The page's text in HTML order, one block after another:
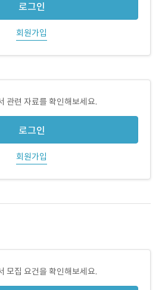
로그인
회원가입
관련 자료를 확인해보세요.
로그인
회원가입
모집 요건을 확인해보세요.